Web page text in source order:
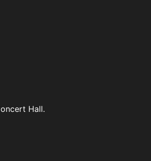
Hall.